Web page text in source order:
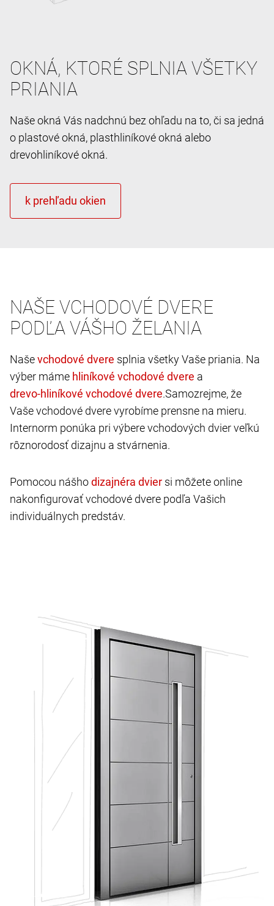
OKNÁ, KTORÉ SPLNIA VŠETKY
PRIANIA
Naše okná Vás nadchnú bez ohľadu na to, či sa jedná
o plastové okná, plasthliníkové okná alebo
drevohliníkové okná.
NAŠE VCHODOVÉ DVERE
PODĽA VÁŠHO ŽELANIA
Naše
splnia všetky Vaše priania. Na
výber máme
a
.Samozrejme, že
Vaše vchodové dvere vyrobíme prensne na mieru.
Internorm ponúka pri výbere vchodových dvier veľkú
rôznorodosť dizajnu a stvárnenia.
Pomocou nášho
si môžete online
nakonfigurovať vchodové dvere podľa Vašich
individuálnych predstáv.